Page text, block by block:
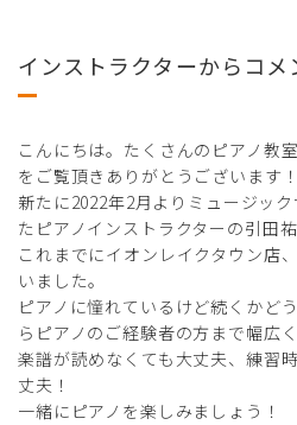
インストラクターからコメ
こんにちは。たくさんのピアノ教
をご覧頂きありがとうございます！
新たに2022年2月よりミュージッ
たピアノインストラクターの引田祐
これまでにイオンレイクタウン店
いました。
ピアノに憧れているけど続くかど
らピアノのご経験者の方まで幅広
楽譜が読めなくても大丈夫、練習
丈夫！
一緒にピアノを楽しみましょう！